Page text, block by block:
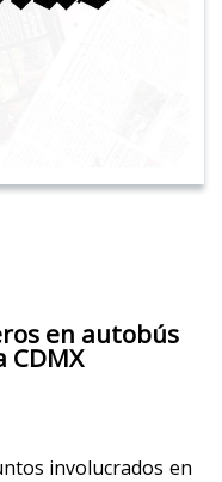
en autobús
CDMX
involucrados en